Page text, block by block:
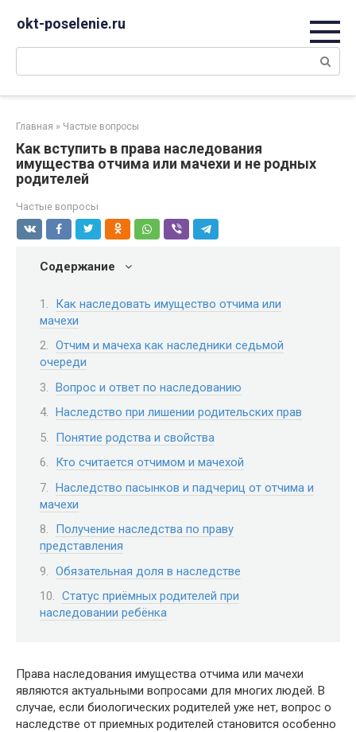
okt-poselenie.ru
Поиск:
Главная » Частые вопросы
Как вступить в права наследования
имущества отчима или мачехи и не родных
родителей
Частые вопросы
Содержание
Как наследовать имущество отчима или
мачехи
Отчим и мачеха как наследники седьмой
очереди
Вопрос и ответ по наследованию
Наследство при лишении родительских прав
Понятие родства и свойства
Кто считается отчимом и мачехой
Наследство пасынков и падчериц от отчима и
мачехи
Получение наследства по праву
представления
Обязательная доля в наследстве
Статус приёмных родителей при
наследовании ребёнка
Права наследования имущества отчима или мачехи
являются актуальными вопросами для многих людей. В
случае, если биологических родителей уже нет, вопрос о
наследстве от приемных родителей становится особенно